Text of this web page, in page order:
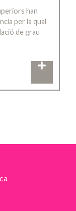
han
per la qual
de grau